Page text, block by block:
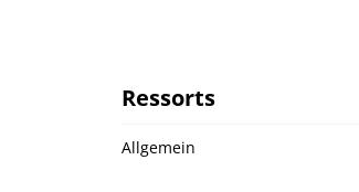
Ressorts
Allgemein